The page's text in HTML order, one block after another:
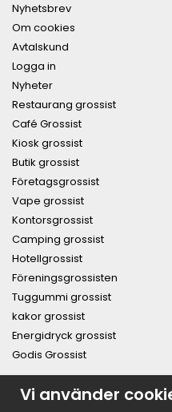
Nyhetsbrev
Om cookies
Avtalskund
Logga in
Nyheter
Restaurang grossist
Café Grossist
Kiosk grossist
Butik grossist
Företagsgrossist
Vape grossist
Kontorsgrossist
Camping grossist
Hotellgrossist
Föreningsgrossisten
Tuggummi grossist
kakor grossist
Energidryck grossist
Godis Grossist
PRENUMERERA PÅ
ERBJUDANDEN OCH NYHETER!
Vi använder